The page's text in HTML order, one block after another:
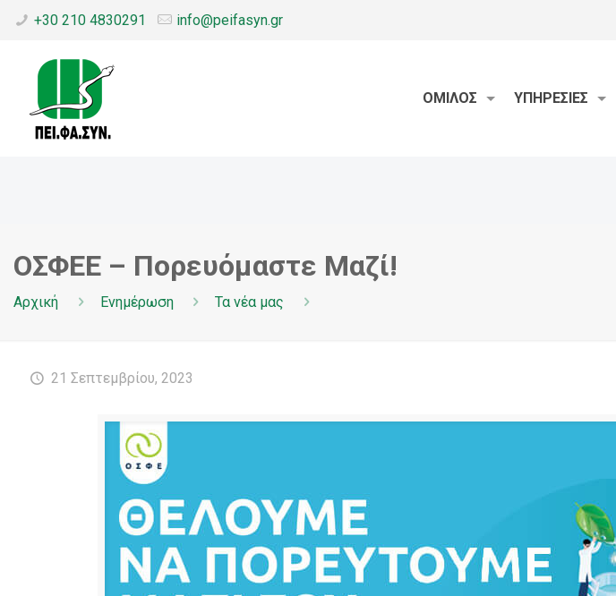
+30 210 4830291 info@peifasyn.gr
ΟΜΙΛΟΣ ΥΠΗΡΕΣΙΕΣ
ΟΣΦΕΕ – Πορευόμαστε Μαζί!
Αρχική Ενημέρωση Τα νέα μας
21 Σεπτεμβρίου, 2023